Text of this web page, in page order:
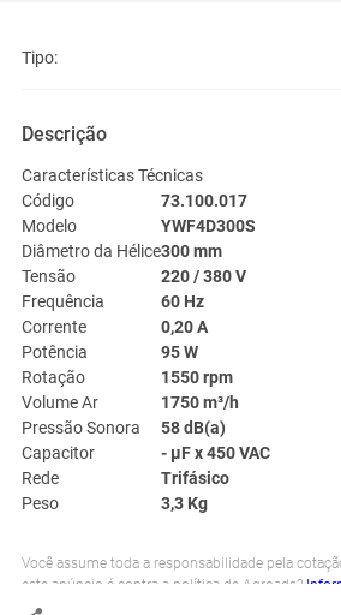
Tipo:
Descrição
Características Técnicas
Código
73.100.017
Modelo
YWF4D300S
Diâmetro da Hélice300 mm
Tensão
220 / 380 V
Frequência
60 Hz
Corrente
0,20 A
Potência
95 W
Rotação
1550 rpm
Volume Ar
1750 m³/h
Pressão Sonora
58 dB(a)
Capacitor
- µF x 450 VAC
Rede
Trifásico
Peso
3,3 Kg
Você assume toda a responsabilidade pela
este anúncio é contra a política de Agroads?